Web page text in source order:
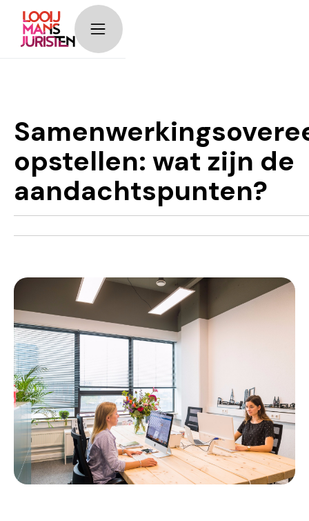
block
opstellen: wat zijn de
aandachtspunten?